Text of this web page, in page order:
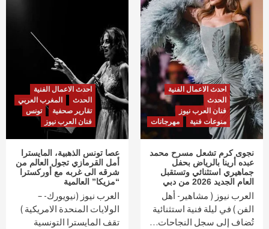
احدث الاعمال الفنية
الحدث
فنان العرب نيوز
منوعات فنية
مهرجانات
نجوى كرم تشعل مسرح محمد
عبده أرينا بالرياض بحفل
جماهيري استثنائي وتستقبل
العام الجديد 2026 من دبي
العرب نيوز ( مشاهير- أهل
الفن ) في ليلة فنية استثنائية
تُضاف إلى سجل النجاحات…
احدث الاعمال الفنية
الحدث
المغرب العربي
تقارير صحفية
تونس
فنان العرب نيوز
عصا تونس الذهبية، المايسترا
أمل القرمازي تجول العالم من
شرقه الى غربه مع أوركسترا
“مزيكا” العالمية
العرب نيوز (نيويورك- –
الولايات المنحدة الامريكية )
تقف المايسترا التونسية